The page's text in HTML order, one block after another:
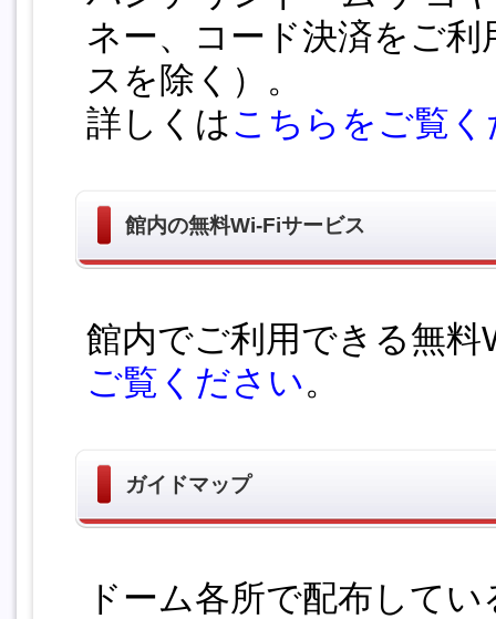
ネー、コード決済をご
スを除く）。
詳しくはこちらをご覧
館内の無料Wi-Fiサービス
館内でご利用できる無
ご覧ください。
ガイドマップ
ドーム各所で配布して